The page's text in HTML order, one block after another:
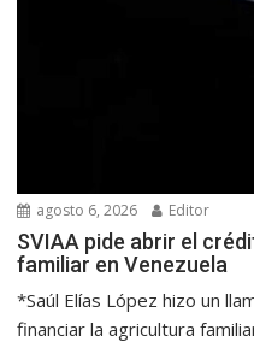
agosto 6, 2026 Editor
SVIAA pide abrir el
familiar en Venezuela
*Saúl Elías López hizo un
financiar la agricultura